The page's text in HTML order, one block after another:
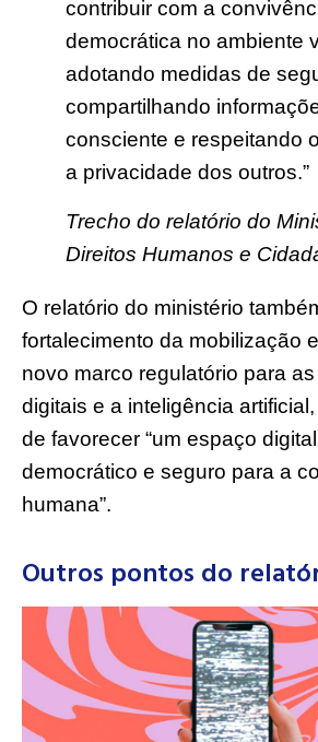
contribuir com a
democrática no ambiente
adotando medidas de
compartilhando
consciente e respeitando
a privacidade dos outros.”
Trecho do relatório do
Direitos Humanos e
O relatório do ministério
fortalecimento da mobilização
novo marco regulatório para
digitais e a inteligência
de favorecer “um espaço
democrático e seguro para a
humana”.
Outros pontos do